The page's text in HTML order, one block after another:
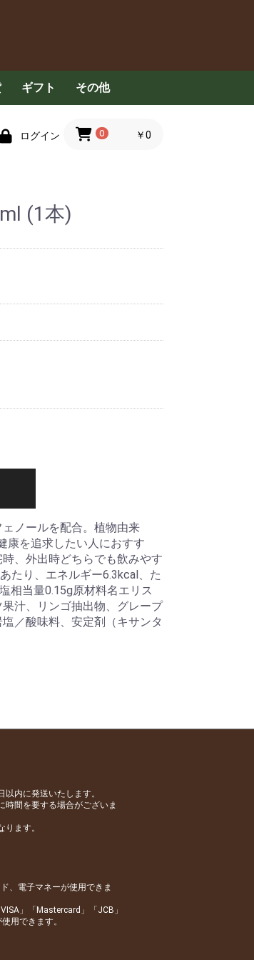
ギフト その他
ログイン 0 ￥0
(1本)
ノールを配合。植物由来
康を追求したい人におすす
、外出時どちらでも飲みやす
たり、エネルギー6.3kcal、た
相当量0.15g原材料名エリス
汁、リンゴ抽出物、グレープ
／酸味料、安定剤（キサンタ
内に発送いたします。
時間を要する場合がございま
ます。
、電子マネーが使用できま
」「Mastercard」「JCB」
用できます。